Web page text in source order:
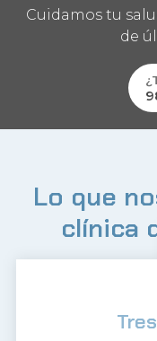
Cuidamos tu
de
Lo que
clínica